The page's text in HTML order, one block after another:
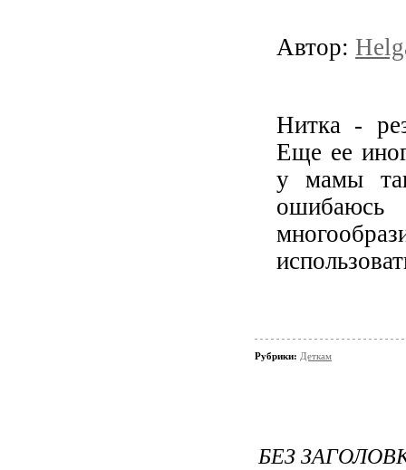
Автор:
Нитка -
Еще ее
у мамы
Рубрики: Деткам
БЕЗ